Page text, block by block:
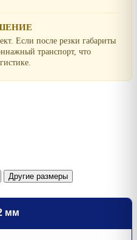
Если после резки габариты
транспорт, что
Другие размеры
мм